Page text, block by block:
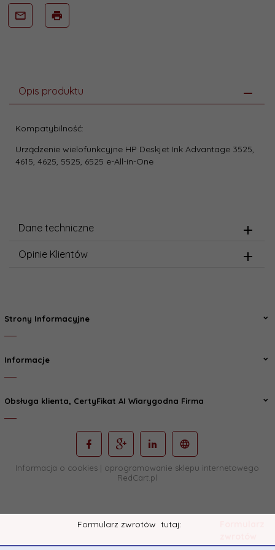
Opis produktu
Kompatybilność:
Urządzenie wielofunkcyjne HP Deskjet Ink Advantage 3525,
4615, 4625, 5525, 6525 e-All-in-One
Dane techniczne
Opinie Klientów
Strony Informacyjne
Informacje
Obsługa klienta, CertyFikat AI Wiarygodna Firma
Informacja o cookies| oprogramowanie sklepu internetowego
RedCart.pl
Formularz zwrotów tutaj: